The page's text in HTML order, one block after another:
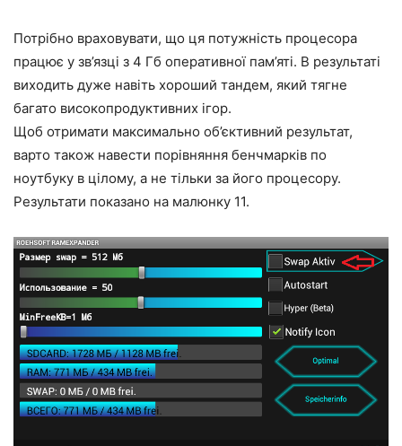
Потрібно враховувати, що ця потужність процесора
працює у зв’язці з 4 Гб оперативної пам’яті. В результаті
виходить дуже навіть хороший тандем, який тягне
багато високопродуктивних ігор.
Щоб отримати максимально об’єктивний результат,
варто також навести порівняння бенчмарків по
ноутбуку в цілому, а не тільки за його процесору.
Результати показано на малюнку 11.